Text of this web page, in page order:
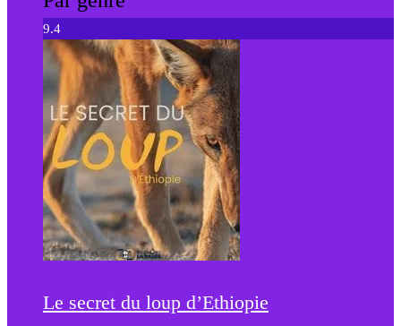
9.4
Le secret du loup d’Ethiopie